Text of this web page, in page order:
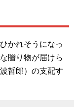
かれそうになっ
贈り物が届けら
哲郎）の支配す